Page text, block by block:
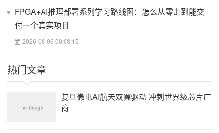
载了全球最大的FPGA Xilinx VP1902，为大规模 ASIC/SOC 软硬件
验证提供多样化应用场景设计，可广泛适用于 AI 智算、数据中心、
HPC 超算、智能驾驶、5G 通信、智能手机、PC、IoT 等各类芯片
的开发过程。作为高效的软硬件验证解决方案，UVHS-2能够大幅缩
短芯片验证周期，加速芯片上市进程。
著提升：容量提升超 2 倍，运行性能提升 1.5-2 倍，调试容量和带
宽提升 4 倍。其基于 AMD Versal™ Premium VP1902 Adaptive
SOC，FPGA 核心性能最高可达 100MHz。在扩展规模方面，
UVHS-2 系统最大级联规模可达 192 颗，逻辑门数量超过 150 亿
门。借助合见工软核心技术——全局时序驱动的自动分割引擎，即
便在超大规模系统场景下，仍能保持 10MHz 以上的 FPGA 跨片性
FPGA+AI推理部署系列学习路线图：怎么从零走到能交
付一个真实项目
2026-08-06 00:08:15
热门文章
复旦微电AI航天双翼驱动 冲刺世界级芯片厂
商